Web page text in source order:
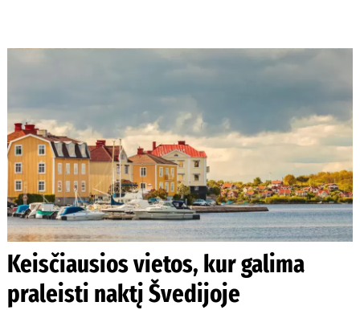
Keisčiausios vietos, kur galima
praleisti naktį Švedijoje